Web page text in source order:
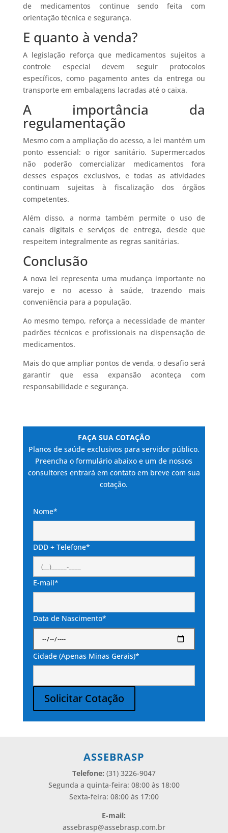
de medicamentos continue sendo feita com
orientação técnica e segurança.
E quanto à venda?
A legislação reforça que medicamentos sujeitos a
controle especial devem seguir protocolos
específicos, como pagamento antes da entrega ou
transporte em embalagens lacradas até o caixa.
A importância da
regulamentação
Mesmo com a ampliação do acesso, a lei mantém um
ponto essencial: o rigor sanitário. Supermercados
não poderão comercializar medicamentos fora
desses espaços exclusivos, e todas as atividades
continuam sujeitas à fiscalização dos órgãos
competentes.
Além disso, a norma também permite o uso de
canais digitais e serviços de entrega, desde que
respeitem integralmente as regras sanitárias.
Conclusão
A nova lei representa uma mudança importante no
varejo e no acesso à saúde, trazendo mais
conveniência para a população.
Ao mesmo tempo, reforça a necessidade de manter
padrões técnicos e profissionais na dispensação de
medicamentos.
Mais do que ampliar pontos de venda, o desafio será
garantir que essa expansão aconteça com
responsabilidade e segurança.
FAÇA SUA COTAÇÃO
Planos de saúde exclusivos para servidor público.
Preencha o formulário abaixo e um de nossos
consultores entrará em contato em breve com sua
cotação.
Nome*
DDD + Telefone*
E-mail*
Data de Nascimento*
Cidade (Apenas Minas Gerais)*
Solicitar Cotação
ASSEBRASP
Telefone: (31) 3226-9047
Segunda a quinta-feira: 08:00 às 18:00
Sexta-feira: 08:00 às 17:00
E-mail:
assebrasp@assebrasp.com.br